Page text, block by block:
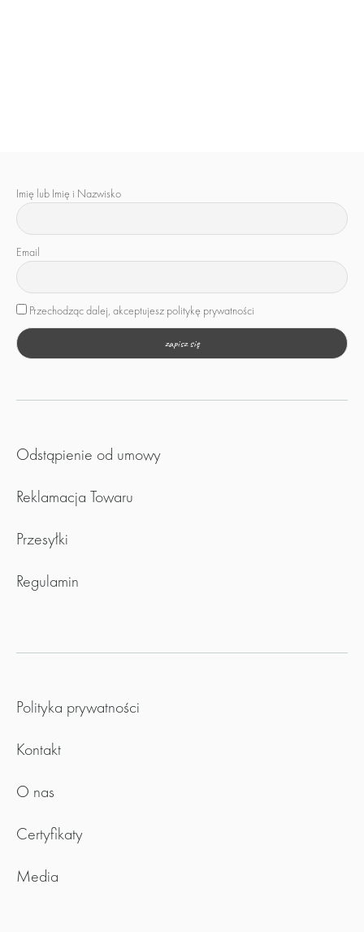
Imię lub Imię i Nazwisko
Email
Przechodząc dalej, akceptujesz politykę prywatności
Odstąpienie od umowy
Reklamacja Towaru
Przesyłki
Regulamin
Polityka prywatności
Kontakt
O nas
Certyfikaty
Media